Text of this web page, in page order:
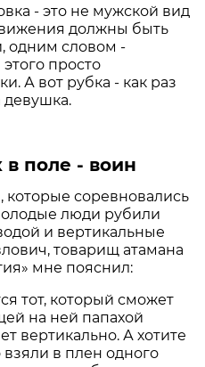
- это не мужской вид
должны быть
одним словом -
просто
А вот рубка - как раз
в поле - воин
которые соревновались
люди рубили
и вертикальные
товарищ атамана
мне пояснил:
тот, который сможет
на ней папахой
вертикально. А хотите
взяли в плен одного